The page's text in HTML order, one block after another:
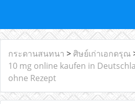
กระดานสนทนา > ศิษย์เก่าเอกดรุณ
10 mg online kaufen in
ohne Rezept